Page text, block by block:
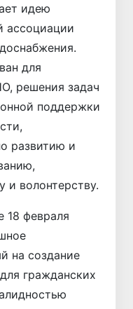
идею
ассоциации
для
решения задач
поддержки
развитию и
и волонтерству.
18 февраля
на создание
гражданских